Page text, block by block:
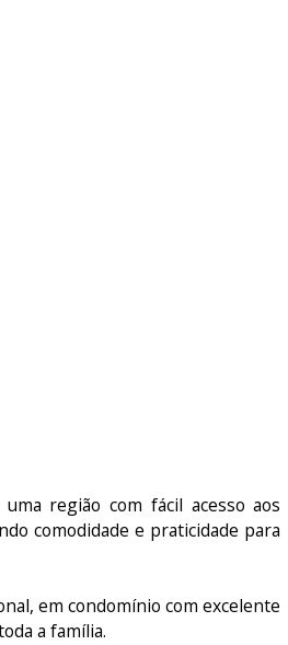
região com fácil acesso aos
comodidade e praticidade para
em condomínio com excelente
a família.